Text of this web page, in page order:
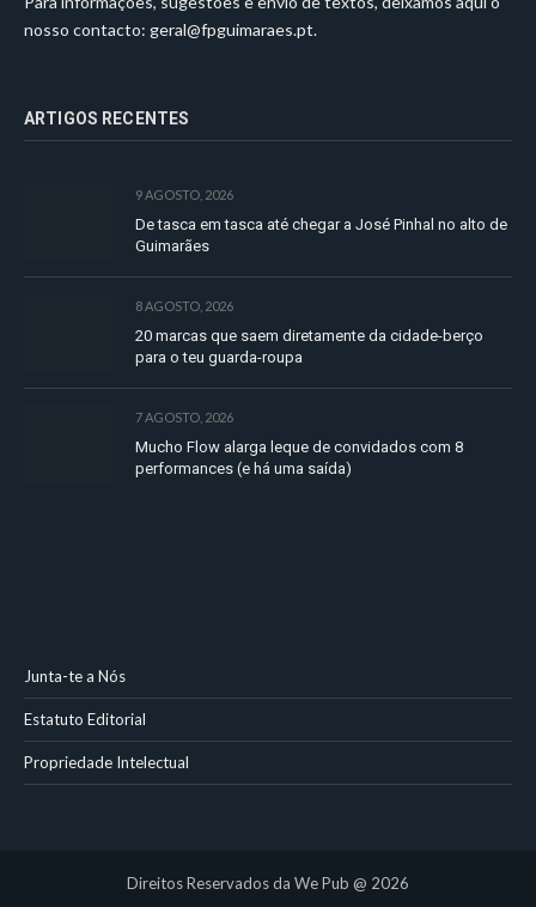
nosso contacto: geral@fpguimaraes.pt.
ARTIGOS RECENTES
9 AGOSTO, 2026
De tasca em tasca até chegar a José Pinhal no alto de
Guimarães
8 AGOSTO, 2026
20 marcas que saem diretamente da cidade-berço
para o teu guarda-roupa
7 AGOSTO, 2026
Mucho Flow alarga leque de convidados com 8
performances (e há uma saída)
Junta-te a Nós
Estatuto Editorial
Propriedade Intelectual
Direitos Reservados da We Pub @ 2026